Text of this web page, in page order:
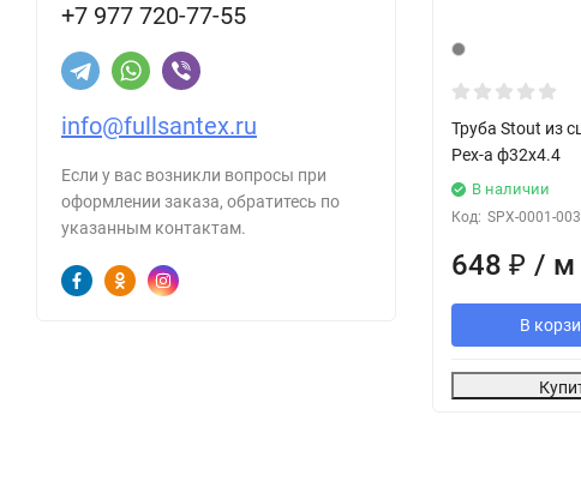
+7 977 720-77-55
info@fullsantex.ru
Если у вас возникли вопросы при
оформлении заказа, обратитесь по
указанным контактам.
Труба Stout из
Pex-a ф32х4.4
В наличии
Код: SPX-0001-
648 ₽ / м
В